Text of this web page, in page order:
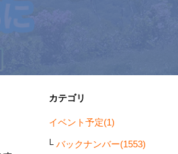
カテゴリ
イベント予定(1)
バックナンバー(1553)